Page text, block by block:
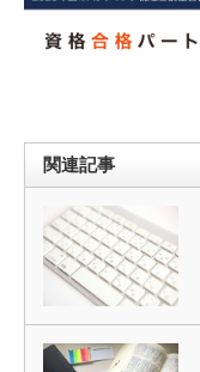
関連記事